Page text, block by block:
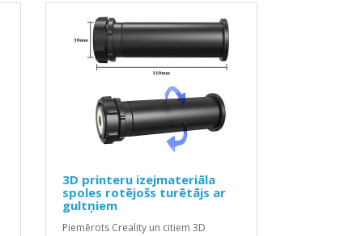
3D printeru izejmateriāla
spoles rotējošs turētājs ar
gultņiem
Piemērots Creality un citiem 3D